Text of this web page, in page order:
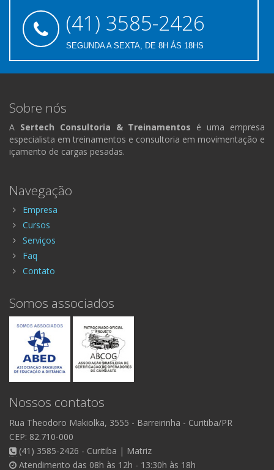
(41) 3585-2426
SEGUNDA A SEXTA, DE 8H ÁS 18HS
Sobre nós
A Sertech Consultoria & Treinamentos é uma empresa
especialista em treinamentos e consultoria em movimentação e
içamento de cargas pesadas.
Navegação
Empresa
Cursos
Serviços
Faq
Contato
Somos associados
Nossos contatos
Rua Theodoro Makiolka, 3555 - Barreirinha - Curitiba/PR
CEP: 82.710-000
(41) 3585-2426 - Curitiba | Matriz
Atendimento das 08h às 12h - 13:30h às 18h